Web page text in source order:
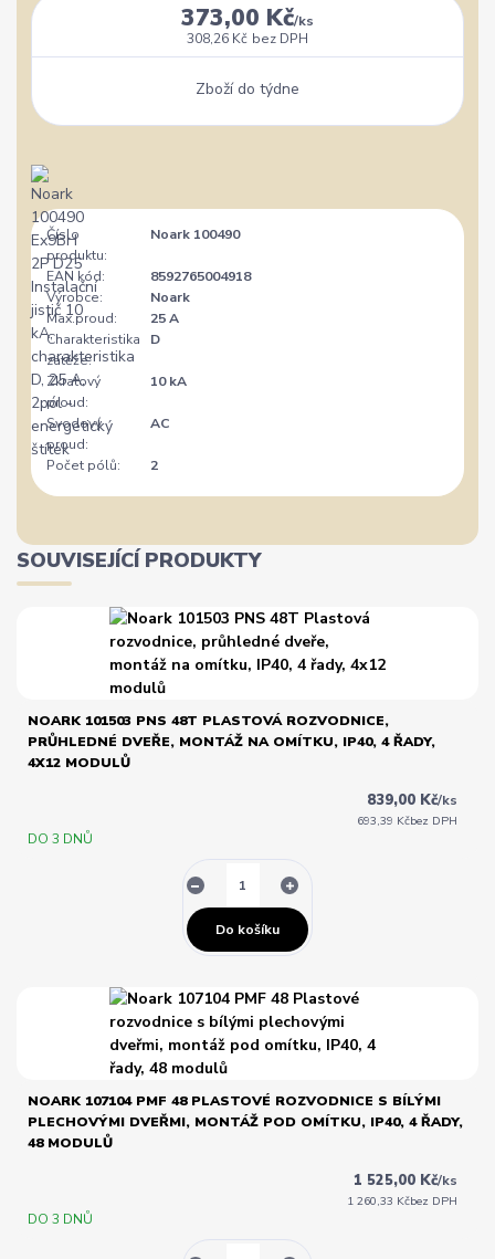
373,00 Kč/ks
308,26 Kč bez DPH
Zboží do týdne
Číslo
produktu:
Noark 100490
EAN kód:
8592765004918
Výrobce:
Noark
Max.proud:
25 A
Charakteristika
zátěže:
D
Zkratový
proud:
10 kA
Svodový
proud:
AC
Počet pólů: 2
SOUVISEJÍCÍ PRODUKTY
NOARK 101503 PNS 48T PLASTOVÁ ROZVODNICE,
PRŮHLEDNÉ DVEŘE, MONTÁŽ NA OMÍTKU, IP40, 4 ŘADY,
4X12 MODULŮ
839,00 Kč/ks
693,39 Kčbez DPH
DO 3 DNŮ
Do košíku
NOARK 107104 PMF 48 PLASTOVÉ ROZVODNICE S BÍLÝMI
PLECHOVÝMI DVEŘMI, MONTÁŽ POD OMÍTKU, IP40, 4 ŘADY,
48 MODULŮ
1 525,00 Kč/ks
1 260,33 Kčbez DPH
DO 3 DNŮ